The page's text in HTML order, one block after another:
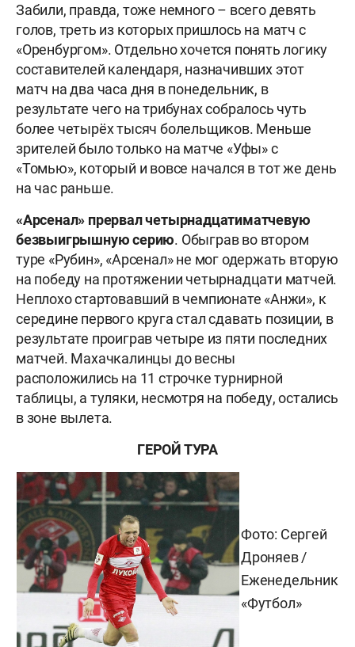
Забили, правда, тоже немного – всего девять
голов, треть из которых пришлось на матч с
«Оренбургом». Отдельно хочется понять логику
составителей календаря, назначивших этот
матч на два часа дня в понедельник, в
результате чего на трибунах собралось чуть
более четырёх тысяч болельщиков. Меньше
зрителей было только на матче «Уфы» с
«Томью», который и вовсе начался в тот же день
на час раньше.
«Арсенал» прервал четырнадцатиматчевую
безвыигрышную серию. Обыграв во втором
туре «Рубин», «Арсенал» не мог одержать вторую
на победу на протяжении четырнадцати матчей.
Неплохо стартовавший в чемпионате «Анжи», к
середине первого круга стал сдавать позиции, в
результате проиграв четыре из пяти последних
матчей. Махачкалинцы до весны
расположились на 11 строчке турнирной
таблицы, а туляки, несмотря на победу, остались
в зоне вылета.
ГЕРОЙ ТУРА
Фото: Сергей
Дроняев /
Еженедельник
«Футбол»